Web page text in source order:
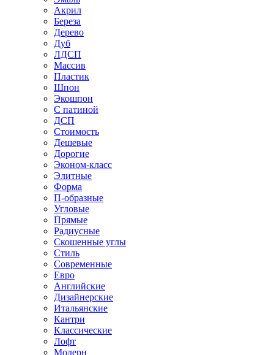
Акрил
Береза
Дерево
Дуб
ЛДСП
Массив
Пластик
Шпон
Экошпон
С патиной
ДСП
Стоимость
Дешевые
Дорогие
Эконом-класс
Элитные
Форма
П-образные
Угловые
Прямые
Радиусные
Скошенные углы
Стиль
Современные
Евро
Английские
Дизайнерские
Итальянские
Кантри
Классические
Лофт
Модерн